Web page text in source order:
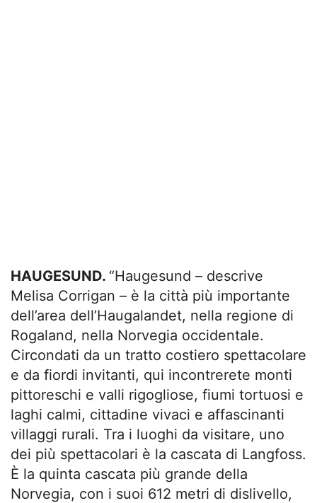
HAUGESUND. “Haugesund – descrive
Melisa Corrigan – è la città più importante
dell’area dell’Haugalandet, nella regione di
Rogaland, nella Norvegia occidentale.
Circondati da un tratto costiero spettacolare
e da fiordi invitanti, qui incontrerete monti
pittoreschi e valli rigogliose, fiumi tortuosi e
laghi calmi, cittadine vivaci e affascinanti
villaggi rurali. Tra i luoghi da visitare, uno
dei più spettacolari è la cascata di Langfoss.
È la quinta cascata più grande della
Norvegia, con i suoi 612 metri di dislivello,